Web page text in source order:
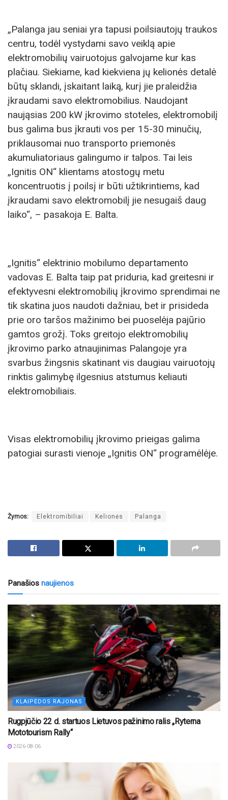
„Palanga jau seniai yra tapusi poilsiautojų traukos
centru, todėl vystydami savo veiklą apie
elektromobilių vairuotojus galvojame kur kas
plačiau. Siekiame, kad kiekviena jų kelionės detalė
būtų sklandi, įskaitant laiką, kurį jie praleidžia
įkraudami savo elektromobilius. Naudojant
naująsias 200 kW įkrovimo stoteles, elektromobilį
bus galima bus įkrauti vos per 15-30 minučių,
priklausomai nuo transporto priemonės
akumuliatoriaus galingumo ir talpos. Tai leis
„Ignitis ON“ klientams atostogų metu
koncentruotis į poilsį ir būti užtikrintiems, kad
įkraudami savo elektromobilį jie nesugaiš daug
laiko“, – pasakoja E. Balta.
„Ignitis“ elektrinio mobilumo departamento
vadovas E. Balta taip pat priduria, kad greitesni ir
efektyvesni elektromobilių įkrovimo sprendimai ne
tik skatina juos naudoti dažniau, bet ir prisideda
prie oro taršos mažinimo bei puoselėja pajūrio
gamtos grožį. Toks greitojo elektromobilių
įkrovimo parko atnaujinimas Palangoje yra
svarbus žingsnis skatinant vis daugiau vairuotojų
rinktis galimybę ilgesnius atstumus keliauti
elektromobiliais.
Visas elektromobilių įkrovimo prieigas galima
patogiai surasti vienoje „Ignitis ON“ programėlėje.
Žymos: Elektromibiliai Kelionės Palanga
Panašios naujienos
KLAIPĖDOS RAJONAS
Rugpjūčio 22 d. startuos Lietuvos pažinimo ralis „Ryterna
Mototourism Rally“
2026-08-06